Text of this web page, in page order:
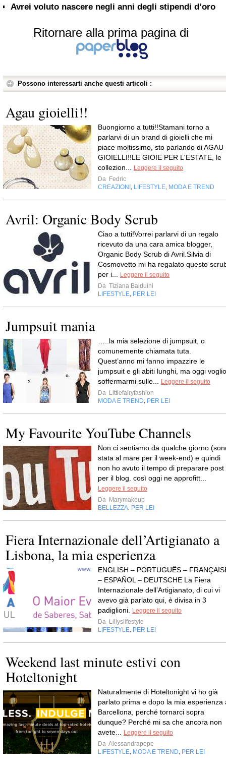
Avrei voluto nascere negli anni degli stipendi d’oro
Ritornare alla prima pagina di
Possono interessarti anche questi articoli :
Agau gioielli!!
Buongiorno a tutti!!Stamani torno a
parlarvi di un brand di gioielli che mi
piace moltissimo, sto parlando di AGAU
GIOIELLI!!LE GIOIE PER L'ESTATE, le
collezion...
Leggere il seguito
Da Fedric
CREAZIONI LIFESTYLE MODA E TREND
Avril: Organic Body Scrub
Ciao a tutti!Vorrei parlarvi di un regalo
ricevuto da una cara amica blogger,
Organic Body Scrub di Avril.Silvia di
Cosmovetto mi ha regalato questo
per i...
Leggere il seguito
Da Tiziana Balduini
LIFESTYLE PER LEI
Jumpsuit mania
…..la mia selezione di jumpsuit, o
comunemente chiamata tuta.
Quest’anno mi fanno impazzire le
jumpsuit e gli abiti lunghi, ma oggi voglio
soffermarmi sulle...
Leggere il seguito
Da Littlefairyfashion
MODA E TREND PER LEI
My Favourite YouTube Channels
Non ci sentiamo da qualche giorno
stata al mare per il week-end) e quindi
non ho avuto il tempo di preparare post
per il blog. così oggi ne approfitt...
Leggere il seguito
Da Marymakeup
BELLEZZA PER LEI
Fiera Internazionale dell’Artigianato a
Lisbona, la mia esperienza
ENGLISH – PORTUGUÊS –
– ESPAÑOL – DEUTSCHE La Fiera
Internazionale dell’Artigianato, di cui vi
avevo già parlato qui, è divisa in 3
padiglioni.
Leggere il seguito
Da Lillyslifestyle
LIFESTYLE PER LEI
Weekend last minute estivi con
Hoteltonight
Naturalmente di Hoteltonight vi ho già
parlato prima e dopo la mia esperienza
Barcellona, perché tornarci sopra
dunque? Perché mi sa che ancora non
avete...
Leggere il seguito
Da Alessandrapepe
LIFESTYLE MODA E TREND PER LEI